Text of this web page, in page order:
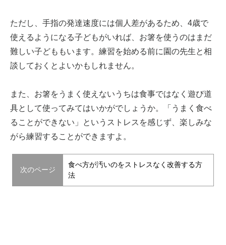
ただし、手指の発達速度には個人差があるため、4歳で
使えるようになる子どもがいれば、お箸を使うのはまだ
難しい子どももいます。練習を始める前に園の先生と相
談しておくとよいかもしれません。
また、お箸をうまく使えないうちは食事ではなく遊び道
具として使ってみてはいかがでしょうか。「うまく食べ
ることができない」というストレスを感じず、楽しみな
がら練習することができますよ。
次のページ
食べ方が汚いのをストレスなく改善する方
法